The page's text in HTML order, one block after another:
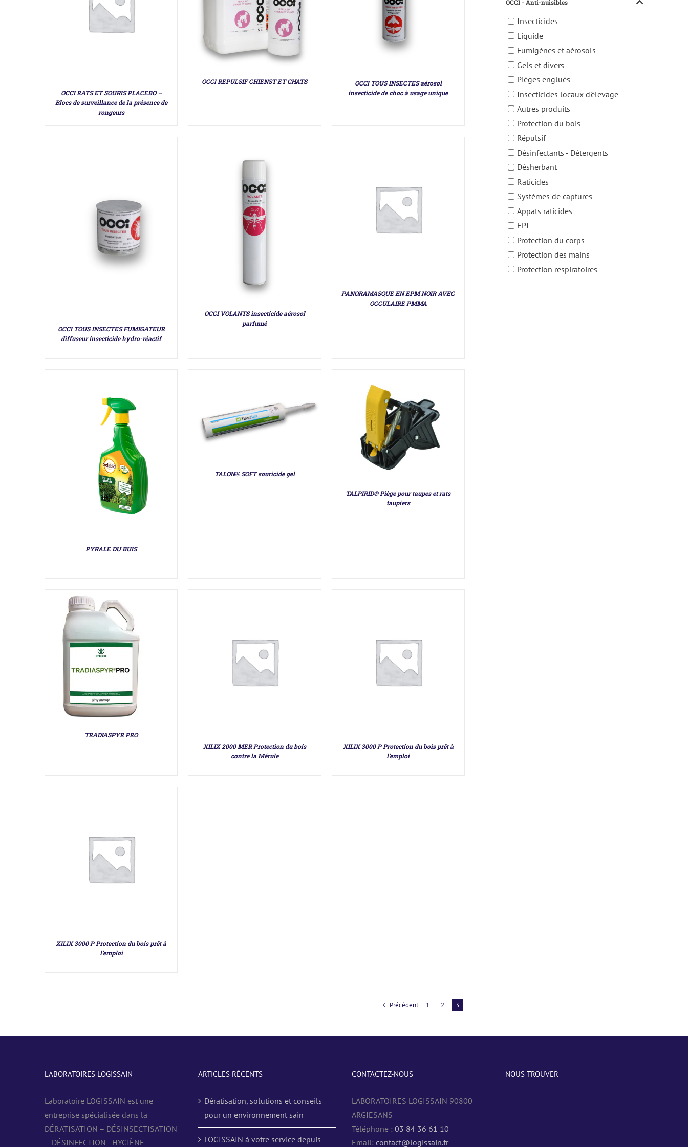
OCCI RATS ET SOURIS PLACEBO –
Blocs de surveillance de la présence de
rongeurs
OCCI REPULSIF CHIENST ET CHATS
OCCI TOUS INSECTES aérosol
insecticide de choc à usage unique
OCCI TOUS INSECTES FUMIGATEUR
diffuseur insecticide hydro-réactif
DÉTAILS
OCCI VOLANTS insecticide aérosol
parfumé
PANORAMASQUE EN EPM NOIR AVEC
OCCULAIRE PMMA
PYRALE DU BUIS
DÉTAILS
TALON® SOFT souricide gel
TALPIRID® Piège pour taupes et rats
taupiers
TRADIASPYR PRO
XILIX 2000 MER Protection du bois
contre la Mérule
XILIX 3000 P Protection du bois prêt à
l’emploi
DÉTAILS
XILIX 3000 P Protection du bois prêt à
l’emploi
Précédent 1 2 3
OCCI - Anti-nuisibles
Insecticides
Liquide
Fumigènes et aérosols
Gels et divers
Pièges englués
Insecticides locaux d'élevage
Autres produits
Protection du bois
Répulsif
Désinfectants - Détergents
Désherbant
Raticides
Systèmes de captures
Appats raticides
EPI
Protection du corps
Protection des mains
Protection respiratoires
LABORATOIRES LOGISSAIN
Laboratoire LOGISSAIN est une
entreprise spécialisée dans la
DÉRATISATION – DÉSINSECTISATION
– DÉSINFECTION - HYGIÈNE
ARTICLES RÉCENTS
Dératisation, solutions et conseils
pour un environnement sain
LOGISSAIN à votre service depuis
CONTACTEZ-NOUS
LABORATOIRES LOGISSAIN 90800
ARGIESANS
Téléphone : 03 84 36 61 10
Email: contact@logissain.fr
NOUS TROUVER